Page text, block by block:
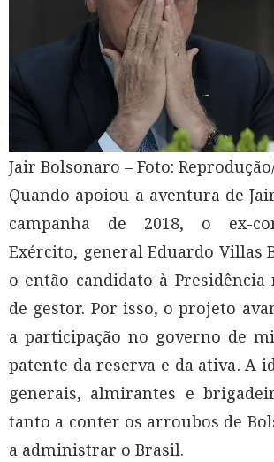
Jair Bolsonaro – Foto:
Quando apoiou a aventura de
campanha de 2018, o ex-
Exército, general Eduardo Villas
o então candidato à
de gestor. Por isso, o projeto
a participação no governo de
patente da reserva e da ativa. A
generais, almirantes e
tanto a conter os arroubos de
a administrar o Brasil.